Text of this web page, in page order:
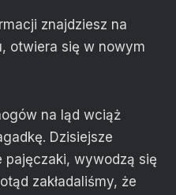
znajdziesz na
, otwiera się w nowym
na ląd wciąż
Dzisiejsze
wywodzą się
zakładaliśmy, że